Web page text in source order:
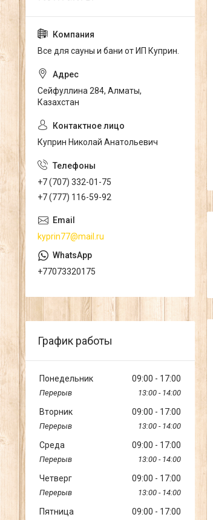
Все для сауны и бани от ИП Куприн.
Сейфуллина 284, Алматы,
Казахстан
Куприн Николай Анатольевич
+7 (707) 332-01-75
+7 (777) 116-59-92
kyprin77@mail.ru
+77073320175
График работы
Понедельник 09:00 17:00
13:00 14:00
Вторник 09:00 17:00
13:00 14:00
Среда 09:00 17:00
13:00 14:00
Четверг 09:00 17:00
13:00 14:00
Пятница 09:00 17:00